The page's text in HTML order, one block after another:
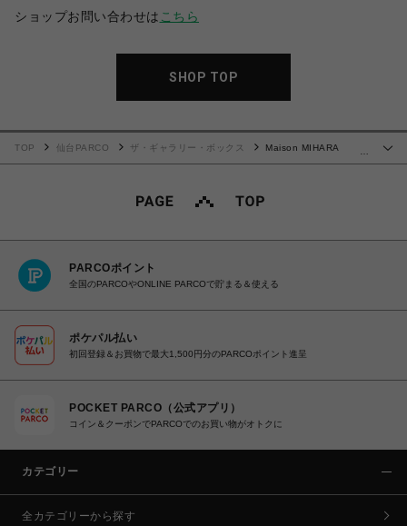
ショップお問い合わせは こちら
SHOP TOP
TOP 仙台PARCO ザ・ギャラリー・ボックス
Maison MIHARA
PARCOポイント
全国のPARCOやONLINE PARCOで貯まる＆使える
ポケパル払い
初回登録＆お買物で最大1,500円分のPARCOポイント進呈
POCKET PARCO（公式アプリ）
コイン＆クーポンでPARCOでのお買い物がオトクに
カテゴリー
全カテゴリーから探す